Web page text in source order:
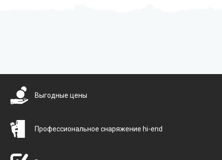
Выгодные цены
Профессиональное снаряжение hi-end